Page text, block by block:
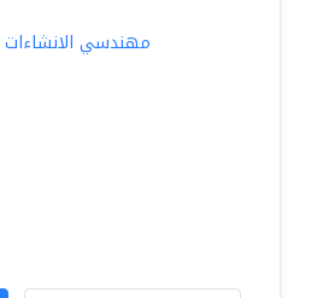
مهندسي الانشاءات